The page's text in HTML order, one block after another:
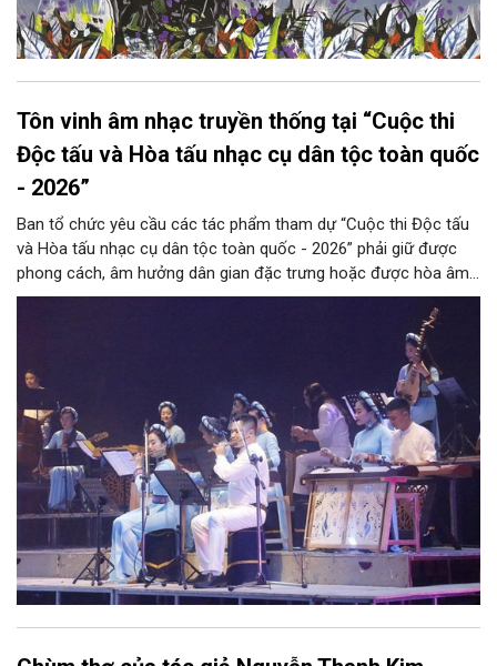
Tôn vinh âm nhạc truyền thống tại “Cuộc thi
Độc tấu và Hòa tấu nhạc cụ dân tộc toàn quốc
- 2026”
Ban tổ chức yêu cầu các tác phẩm tham dự “Cuộc thi Độc tấu
và Hòa tấu nhạc cụ dân tộc toàn quốc - 2026” phải giữ được
phong cách, âm hưởng dân gian đặc trưng hoặc được hòa âm,
phối khí mới trên nền tảng làn điệu âm nhạc truyền thống Việt
Nam, đồng thời phải được trình diễn trực tiếp bằng nhạc cụ dân